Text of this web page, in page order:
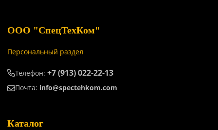
ООО "СпецТехКом"
Персональный раздел
Телефон: +7 (913) 022-22-13
Почта: info@spectehkom.com
Каталог